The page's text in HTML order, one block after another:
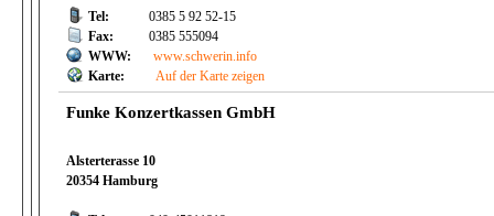
Tel:
0385 5 92 52-15
Fax:
0385 555094
WWW:
www.schwerin.info
Karte:
Auf der Karte zeigen
Funke Konzertkassen GmbH
Alsterterasse 10
20354 Hamburg